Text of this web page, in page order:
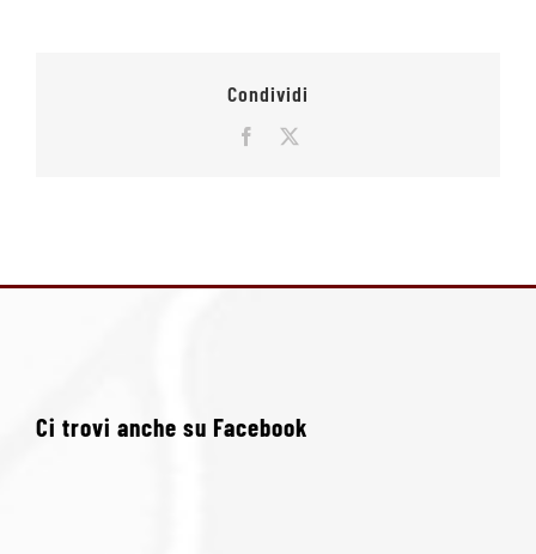
Condividi
Facebook
Ci trovi anche su Facebook